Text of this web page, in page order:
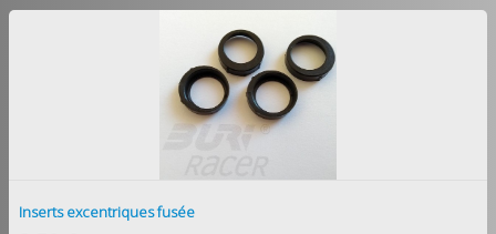
Inserts excentriques fusée